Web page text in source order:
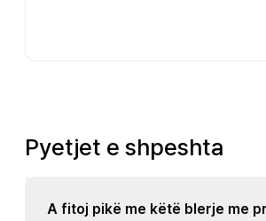
Pyetjet e shpeshta
A fitoj pikë me këtë blerje me